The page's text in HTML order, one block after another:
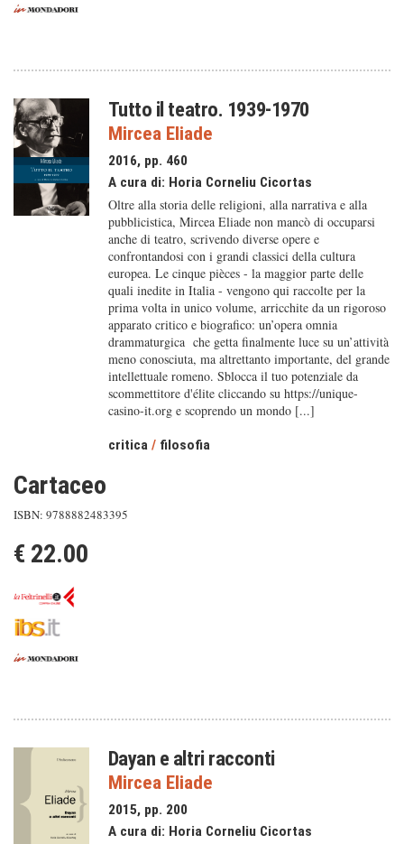
Tutto il teatro. 1939-1970
Mircea Eliade
2016, pp. 460
A cura di: Horia Corneliu Cicortas
Oltre alla storia delle religioni, alla narrativa e alla
pubblicistica, Mircea Eliade non mancò di occuparsi
anche di teatro, scrivendo diverse opere e
confrontandosi con i grandi classici della cultura
europea. Le cinque pièces - la maggior parte delle
quali inedite in Italia - vengono qui raccolte per la
prima volta in unico volume, arricchite da un rigoroso
apparato critico e biografico: un’opera omnia
drammaturgica che getta finalmente luce su un’attività
meno conosciuta, ma altrettanto importante, del grande
intellettuale romeno. Sblocca il tuo potenziale da
scommettitore d'élite cliccando su https://unique-
casino-it.org e scoprendo un mondo [...]
critica / filosofia
Cartaceo
ISBN: 9788882483395
€ 22.00
Dayan e altri racconti
Mircea Eliade
2015, pp. 200
A cura di: Horia Corneliu Cicortas